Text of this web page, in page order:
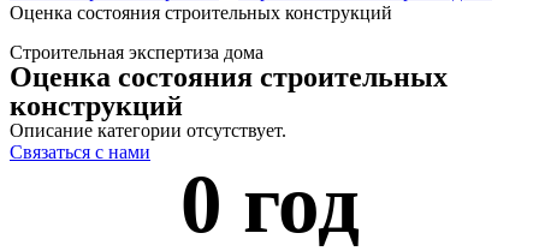
Оценка состояния строительных конструкций
Строительная экспертиза дома
Оценка состояния строительных
конструкций
Описание категории отсутствует.
Связаться с нами
0 год